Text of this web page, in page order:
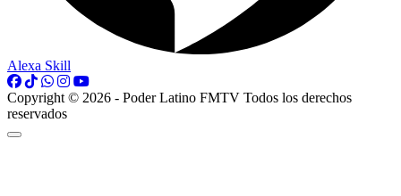
Alexa Skill
Copyright © 2026 - Poder Latino FMTV Todos los derechos
reservados